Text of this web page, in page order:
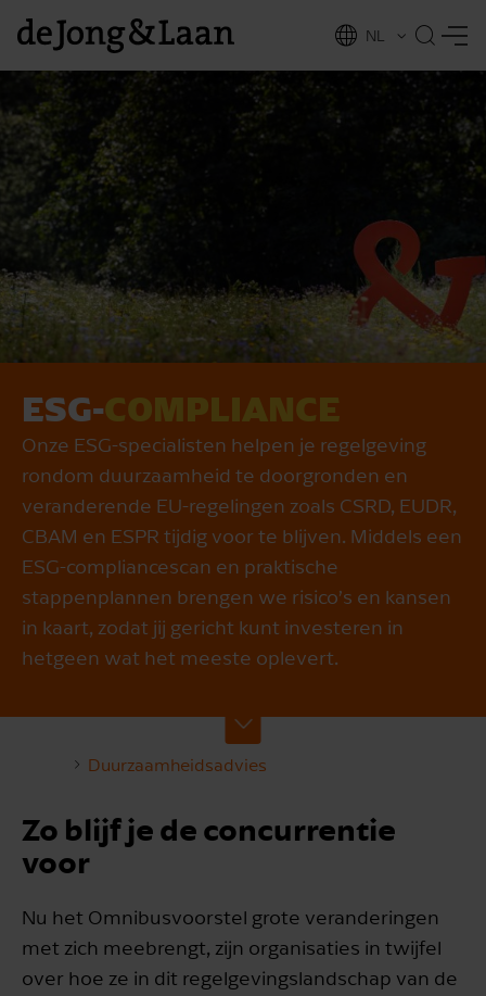
NL
EN
ESG-COMPLIANCE
Onze ESG-specialisten helpen je regelgeving
rondom duurzaamheid te doorgronden en
veranderende EU-regelingen zoals CSRD, EUDR,
CBAM en ESPR tijdig voor te blijven. Middels een
ESG-compliancescan en praktische
stappenplannen brengen we risico’s en kansen
in kaart, zodat jij gericht kunt investeren in
hetgeen wat het meeste oplevert.
Duurzaamheidsadvies
Zo blijf je de concurrentie
voor
Nu het Omnibusvoorstel grote veranderingen
met zich meebrengt, zijn organisaties in twijfel
over hoe ze in dit regelgevingslandschap van de